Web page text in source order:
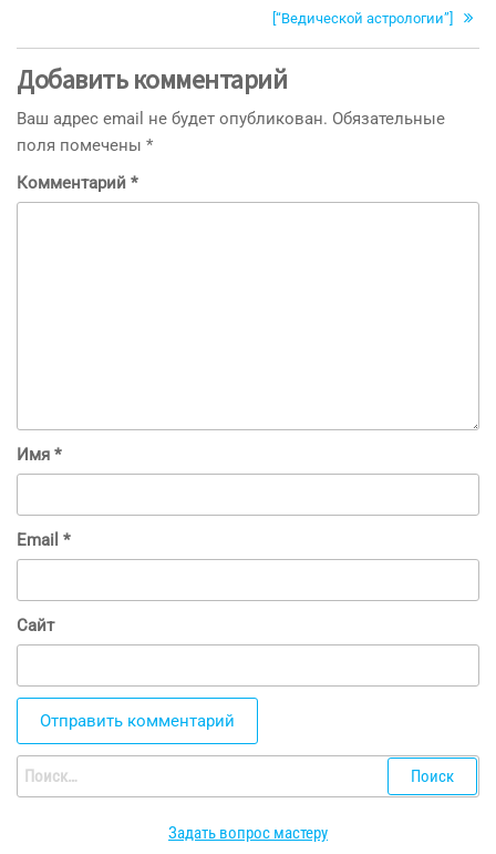
[“Ведической астрологии”]
Добавить комментарий
Ваш адрес email не будет опубликован. Обязательные
поля помечены *
Комментарий *
Имя *
Email *
Сайт
Найти:
Задать вопрос мастеру